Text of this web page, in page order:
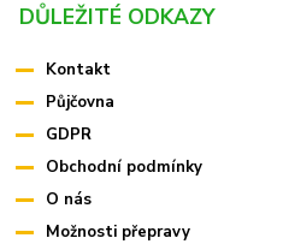
DŮLEŽITÉ ODKAZY
Kontakt
Půjčovna
GDPR
Obchodní podmínky
O nás
Možnosti přepravy